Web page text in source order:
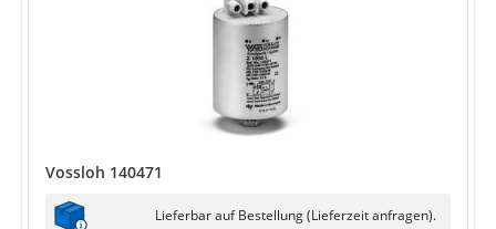
Vossloh 140471
Lieferbar auf Bestellung (Lieferzeit anfragen).